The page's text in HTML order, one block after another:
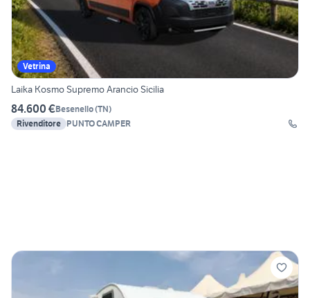
Vetrina
Laika Kosmo Supremo Arancio Sicilia
84.600 €Besenello(TN)
Rivenditore PUNTO CAMPER